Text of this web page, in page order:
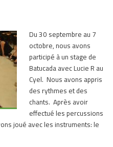
Du 30 septembre au 7
octobre, nous avons
participé à un stage de
Batucada avec Lucie R au
Cyel. Nous avons appris
des rythmes et des
chants. Après avoir
effectué les percussions
joué avec les instruments: le